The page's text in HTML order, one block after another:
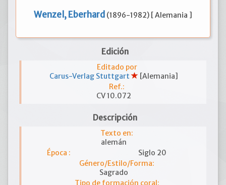
Wenzel, Eberhard (1896-1982) [ Alemania ]
Edición
Editado por
Carus-Verlag Stuttgart
[Alemania]
Ref.:
CV 10.072
Descripción
Texto en:
alemán
Época :
Siglo 20
Género/Estilo/Forma:
Sagrado
Tipo de formación coral: